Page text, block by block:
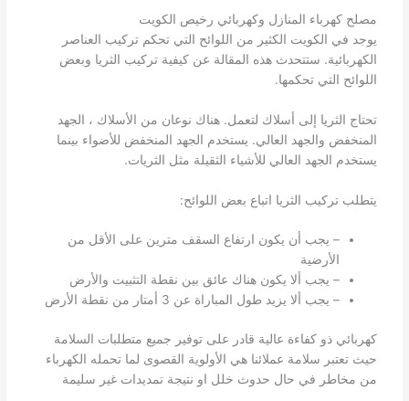
مصلح كهرباء المنازل وكهربائي رخيص الكويت
يوجد في الكويت الكثير من اللوائح التي تحكم تركيب العناصر
الكهربائية. ستتحدث هذه المقالة عن كيفية تركيب الثريا وبعض
اللوائح التي تحكمها.
تحتاج الثريا إلى أسلاك لتعمل. هناك نوعان من الأسلاك ، الجهد
المنخفض والجهد العالي. يستخدم الجهد المنخفض للأضواء بينما
يستخدم الجهد العالي للأشياء الثقيلة مثل الثريات.
يتطلب تركيب الثريا اتباع بعض اللوائح:
– يجب أن يكون ارتفاع السقف مترين على الأقل من
الأرضية
– يجب ألا يكون هناك عائق بين نقطة التثبيت والأرض
– يجب ألا يزيد طول المباراة عن 3 أمتار من نقطة الأرض
كهربائي ذو كفاءة عالية قادر على توفير جميع متطلبات السلامة
حيث تعتبر سلامة عملائنا هي الأولوية القصوى لما تحمله الكهرباء
من مخاطر في حال حدوث خلل او نتيجة تمديدات غير سليمة